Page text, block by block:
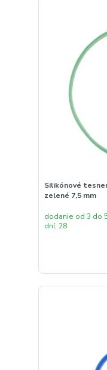
Silikónové
zelené 7,5 mm
dodanie od 3 do
dní, 28